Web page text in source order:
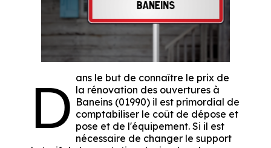
D ans le but de connaître le prix de
la rénovation des ouvertures à
Baneins (01990) il est primordial de
comptabiliser le coût de dépose et
pose et de l'équipement. Si il est
nécessaire de changer le support